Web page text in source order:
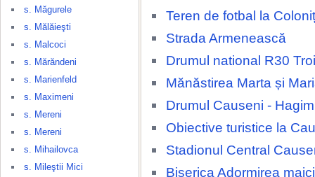
s. Măgurele
s. Mălăieşti
s. Malcoci
s. Mărăndeni
s. Marienfeld
s. Maximeni
s. Mereni
s. Mereni
s. Mihailovca
s. Mileştii Mici
Teren de fotbal la
Strada Armenească
Drumul national R30
Mănăstirea Marta și
Drumul Causeni -
Obiective turistice la
Stadionul Central
Biserica Adormirea